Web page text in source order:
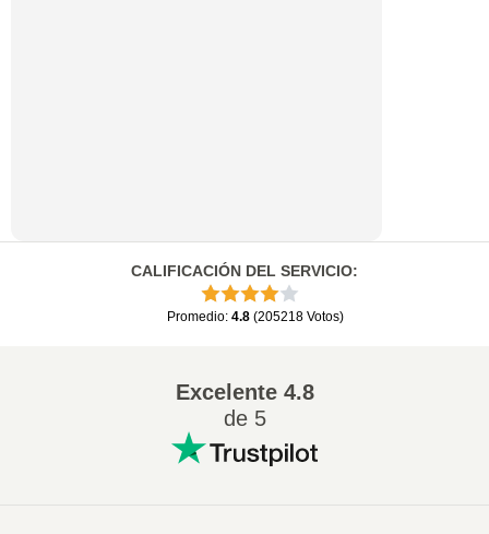
CALIFICACIÓN DEL SERVICIO:
Promedio: 4.8 (205218 Votos)
Excelente4.8
de 5